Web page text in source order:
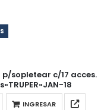
sopletear c/17 acces.
18
INGRESAR